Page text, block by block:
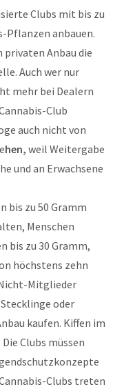
Clubs mit bis zu
Pflanzen anbauen.
privaten Anbau die
Auch wer nur
mehr bei Dealern
Club
auch nicht von
hen, weil Weitergabe
und an Erwachsene
bis zu 50 Gramm
Menschen
bis zu 30 Gramm,
höchstens zehn
Mitglieder
oder
kaufen. Kiffen im
Clubs müssen
Clubs treten